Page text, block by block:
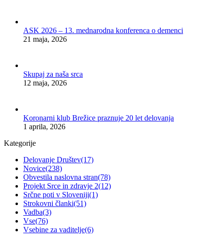
ASK 2026 – 13. mednarodna konferenca o demenci
21 maja, 2026
Skupaj za naša srca
12 maja, 2026
Koronarni klub Brežice praznuje 20 let delovanja
1 aprila, 2026
Kategorije
Delovanje Društev(17)
Novice(238)
Obvestila naslovna stran(78)
Projekt Srce in zdravje 2(12)
Srčne poti v Sloveniji(1)
Strokovni članki(51)
Vadba(3)
Vse(76)
Vsebine za vaditelje(6)